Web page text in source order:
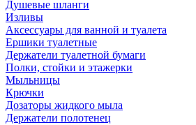
Душевые шланги
Изливы
Аксессуары для ванной и туалета
Ершики туалетные
Держатели туалетной бумаги
Полки, стойки и этажерки
Мыльницы
Крючки
Дозаторы жидкого мыла
Держатели полотенец